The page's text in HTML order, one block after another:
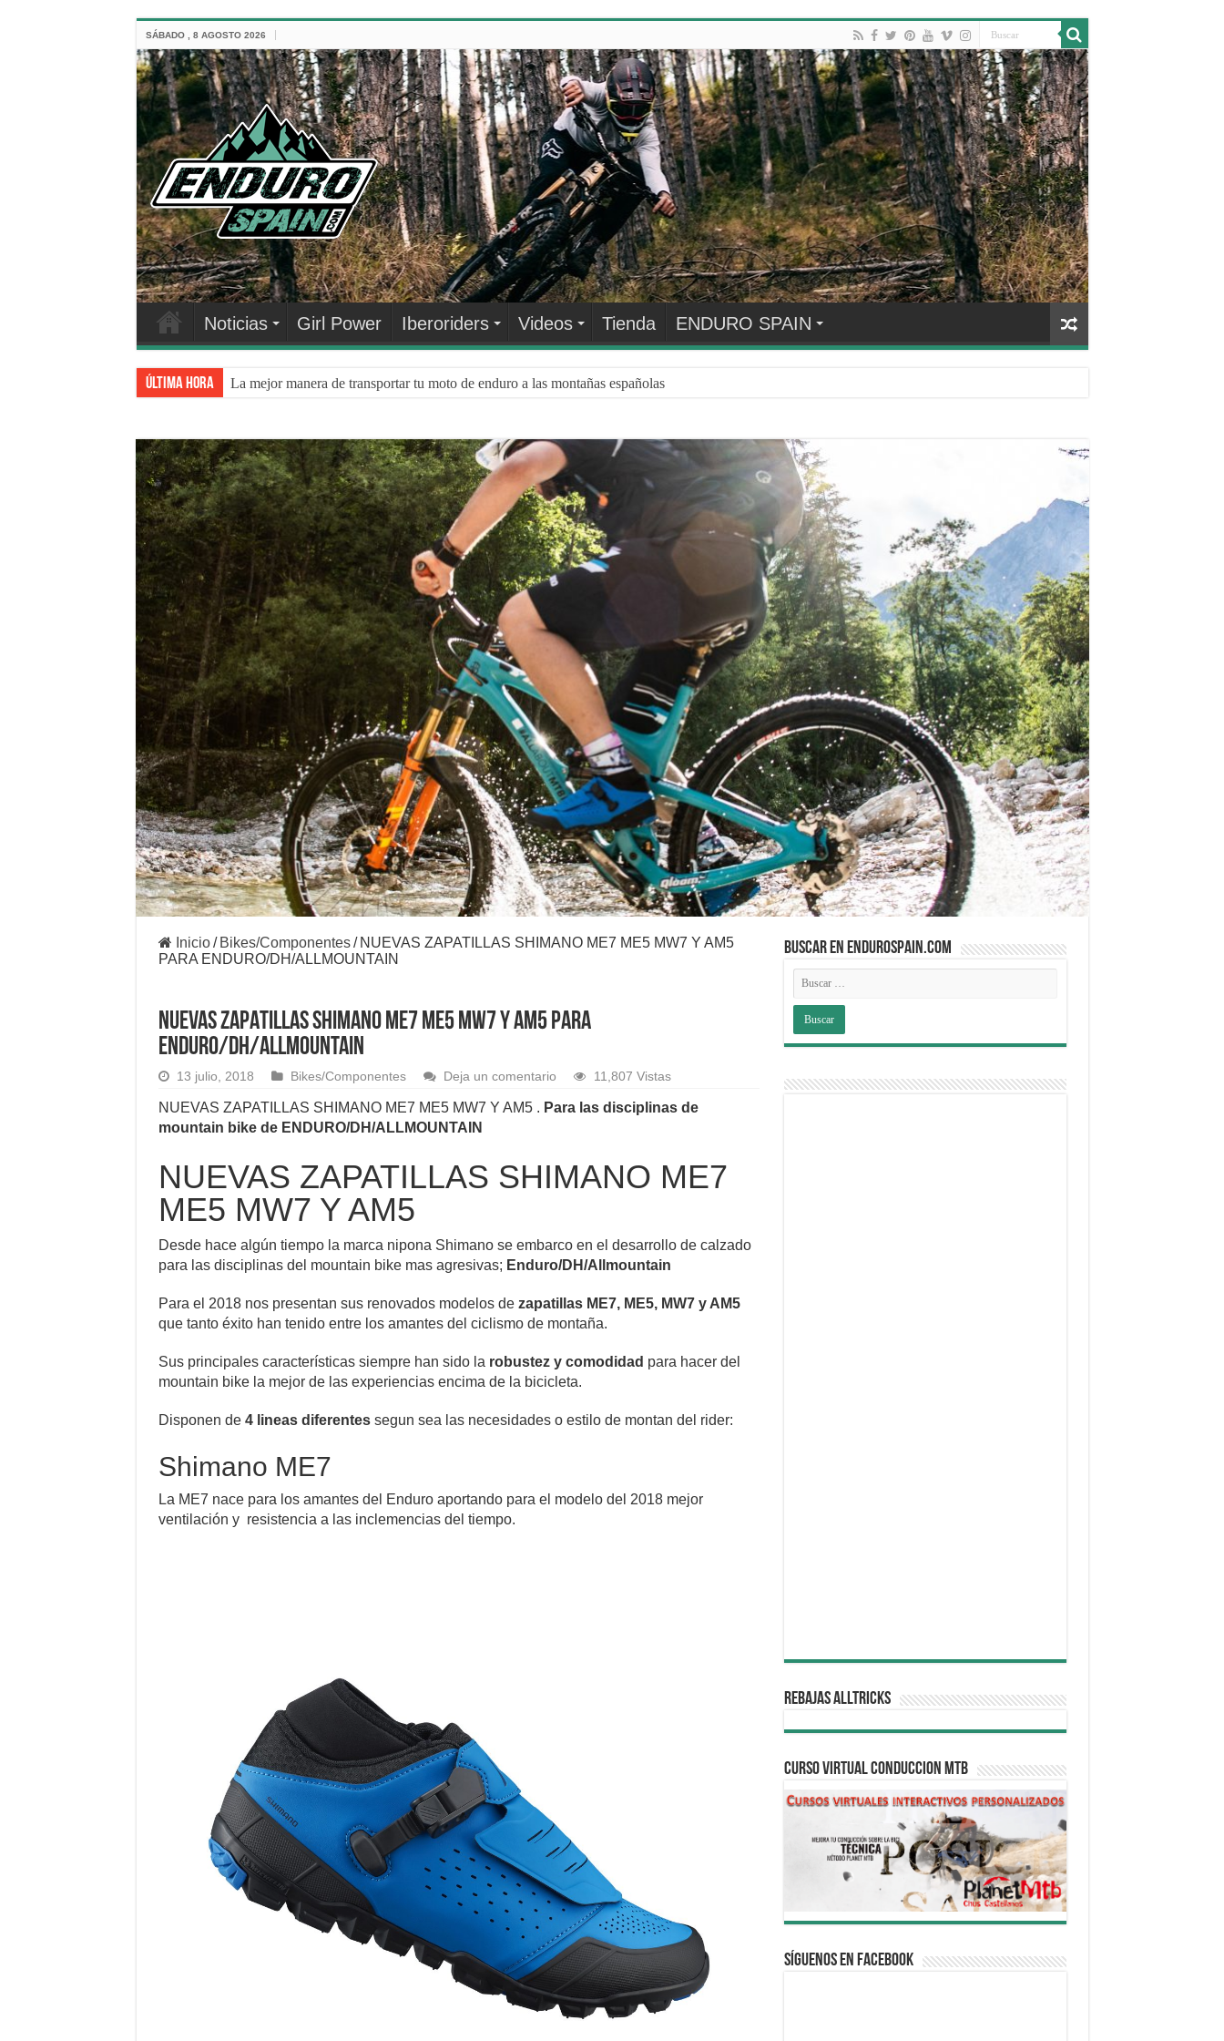
SÁBADO , 8 AGOSTO 2026
Noticias Girl Power Iberoriders Videos Tienda ENDURO SPAIN
Última hora La mejor manera de transportar tu moto de enduro a las montañas españolas
Inicio / Bikes/Componentes / NUEVAS ZAPATILLAS SHIMANO ME7 ME5 MW7 Y AM5
PARA ENDURO/DH/ALLMOUNTAIN
NUEVAS ZAPATILLAS SHIMANO ME7 ME5 MW7 Y AM5 PARA
ENDURO/DH/ALLMOUNTAIN
13 julio, 2018 Bikes/Componentes Deja un comentario 11,807 Vistas
NUEVAS ZAPATILLAS SHIMANOME7 ME5 MW7 Y AM5 . Para las disciplinas de
mountain bike de ENDURO/DH/ALLMOUNTAIN
NUEVAS ZAPATILLAS SHIMANO ME7
ME5 MW7 Y AM5
Desde hace algún tiempo la marca nipona Shimano se embarco en el desarrollo de calzado
para las disciplinas del mountain bike mas agresivas; Enduro/DH/Allmountain
Para el 2018 nos presentan sus renovados modelos de zapatillas ME7, ME5, MW7 y AM5
que tanto éxito han tenido entre los amantes del ciclismo de montaña.
Sus principales características siempre han sido la robustez y comodidad para hacer del
mountain bike la mejor de las experiencias encima de la bicicleta.
Disponen de4 lineas diferentessegun sea las necesidades o estilo de montan del rider:
Shimano ME7
La ME7 nace para los amantes del Enduro aportando para el modelo del 2018 mejor
ventilación y resistencia a las inclemencias del tiempo.
BUSCAR EN ENDUROSPAIN.COM
REBAJAS ALLTRICKS
CURSO VIRTUAL CONDUCCION MTB
Síguenos en Facebook